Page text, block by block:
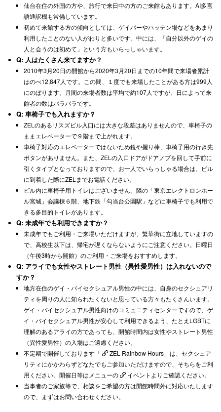
仙台在住の外国の方や、旅行で来日中の方のご来館もあります。AI多言
語通訳機も常備しています。
初めて来館する方の傾向としては、ゲイバーやハッテン場などをあまり
利用したことのない人がわりと多いです。中には、「自分以外のゲイの
人と会うのは初めて」という方もいらっしゃいます。
Q: 人はたくさん来てますか？
2010年3月20日の開館から2020年3月20日までの10年間で来場者累計
はのべ12,847人です。この間、１度でも来場したことがある方は999人
にのぼります。月間の来場者数は平均で約107人ですが、日によって来
館者の数はバラバラです。
Q: 車椅子でも入れますか？
ZELのあるリスズビル入口には大きな段差はありませんので、車椅子の
ままエレベーターで９階まで上がれます。
車椅子対応のエレベーターではないため鏡や握り棒、車椅子用の行き先
ボタンがありません。また、ZELの入口ドアがドアノブを回して手前に
引くタイプとなっておりますので、お一人でいらっしゃる場合は、ビル
に到着した際にZELまでお電話ください。
ビル内に車椅子用トイレはございません。隣の「東京エレクトロンホー
ル宮城」会議棟６階、地下鉄「勾当台公園駅」などに車椅子でも利用で
きる多目的トイレがあります。
Q: 未成年でも利用できますか？
未成年でもご利用・ご来場いただけますが、繁華街に立地していますの
で、高校生以下は、帰宅が遅くならないようにご注意ください。日曜日
（午後3時から開館）のご利用・ご来場をおすすめします。
Q: アライでも女性やストレート男性（異性愛男性）は入れないので
すか？
地方在住のゲイ・バイセクシュアル男性の中には、自身のセクシュアリ
ティを周りの人に知られたくないと思っている方々もたくさんいます。
ゲイ・バイセクシュアル男性向けのコミュニティセンターですので、ゲ
イ・バイセクシュアル男性が安心して利用できるよう、たとえLGBTに
理解のあるアライの方であっても、開館時間内は女性やストレート男性
（異性愛男性）の入場はご遠慮ください。
不定期で開催しております「
ZEL Rainbow Hours 」は、セクシュア
リティにかかわらずどなたでもご参加いただけますので、そちらをご利
用ください。開催日等はメニューの
イベント よりご確認ください。
当事者のご家族等で、相談をご希望の方は開館時間外に対応いたします
ので、まずはお問い合わせください。